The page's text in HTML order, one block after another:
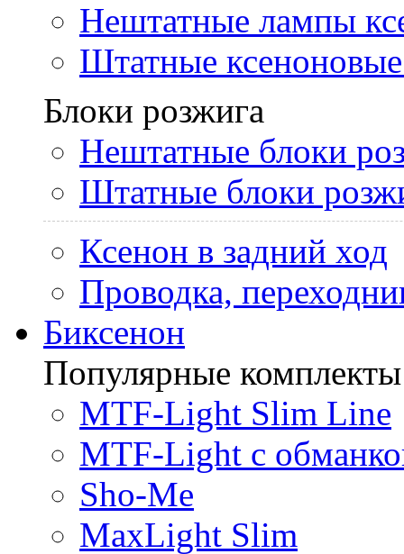
Нештатные лампы
Штатные
Блоки розжига
Нештатные блоки
Штатные блоки
Ксенон в задний ход
Проводка,
Биксенон
Популярные комплекты
MTF-Light Slim Line
MTF-Light с
Sho-Me
MaxLight Slim